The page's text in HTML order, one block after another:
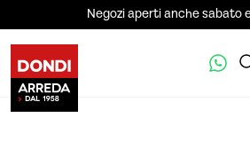
Negozi aperti anche sabato